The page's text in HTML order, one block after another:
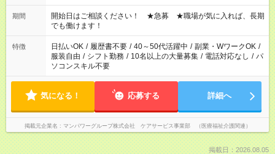
場合、他のお仕事と合わせ週40時間超の就業はご案内できませ
ん ※法令に基づき、週20時間以上勤務は社会保険への加入対象
となります ※労働者派遣法（日雇い派遣の原則禁止）により、
短時間・短期間の就業はご案内が難しい場合があります
期間
開始日はご相談ください！ ★急募 ★職場が気に入れば、長期
でも働けます！
特徴 日払いOK / 履歴書不要 / 40～50代活躍中 / 副業・WワークOK /
服装自由 / シフト勤務 / 10名以上の大量募集 / 電話対応なし / パ
ソコンスキル不要
気になる！ 応募する 詳細へ
掲載元企業名 マンパワーグループ株式会社 ケアサービス事業部 （医療福祉介護関連）
掲載日：2026.08.05